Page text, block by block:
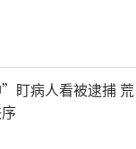
盯病人看被逮捕 荒